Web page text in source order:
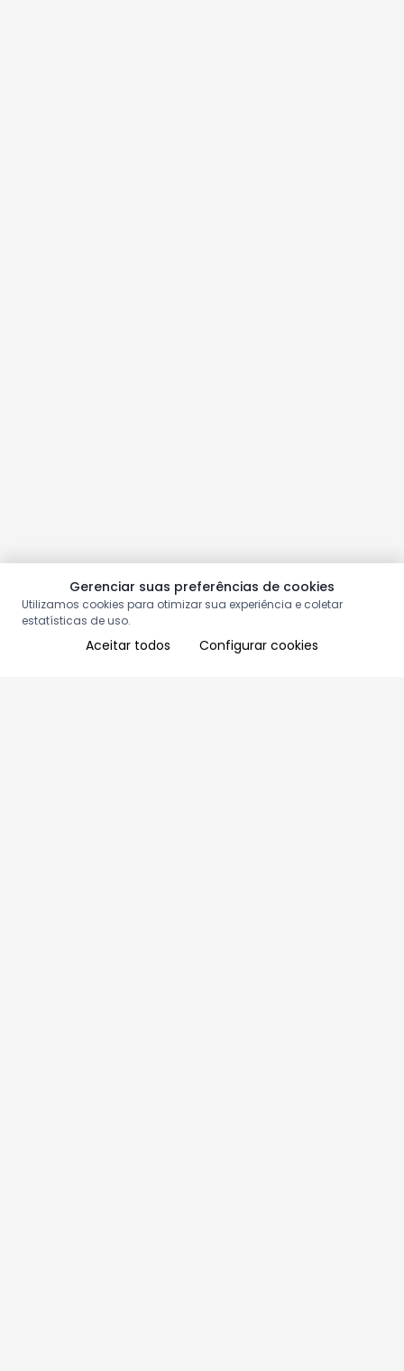
Gerenciar suas preferências de cookies
Utilizamos cookies para otimizar sua experiência e coletar
estatísticas de uso.
Aceitar todos Configurar cookies